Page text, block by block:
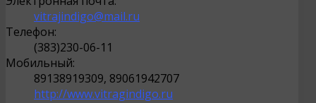
vitrajindigo@mail.ru
Телефон:
(383)230-06-11
Мобильный:
89138919309, 89061942707
http://www.vitragindigo.ru